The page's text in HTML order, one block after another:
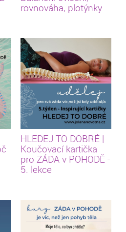
rovnováha, plotýnky
HLEDEJ TO DOBRÉ |
Koučovací kartička
pro ZÁDA v POHODĚ -
5. lekce